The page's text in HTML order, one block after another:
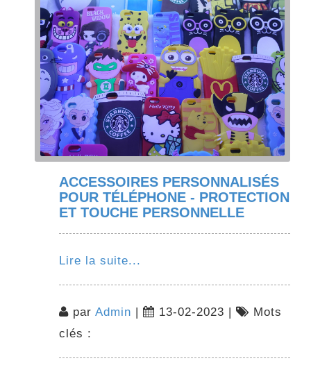
ACCESSOIRES PERSONNALISÉS
POUR TÉLÉPHONE - PROTECTION
ET TOUCHE PERSONNELLE
Lire la suite...
par Admin | 13-02-2023 |
Mots
clés :